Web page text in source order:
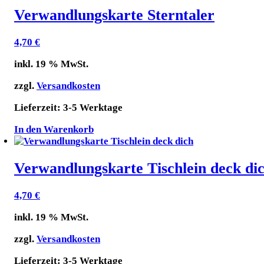
Verwandlungskarte Sterntaler
4,70 €
inkl. 19 % MwSt.
zzgl. Versandkosten
Lieferzeit: 3-5 Werktage
In den Warenkorb
Verwandlungskarte Tischlein deck
4,70 €
inkl. 19 % MwSt.
zzgl. Versandkosten
Lieferzeit: 3-5 Werktage